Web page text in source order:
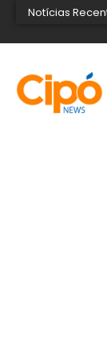
Notícias